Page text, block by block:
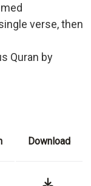
verse, then
Quran by
Download